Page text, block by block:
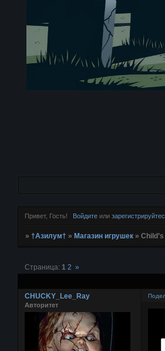
Привет, Гость! Войдитеили
»†Азилум† »Магазин игрушек »
Страница: 1 2 »
CHUCKY_Lee_Ray
Авторитет